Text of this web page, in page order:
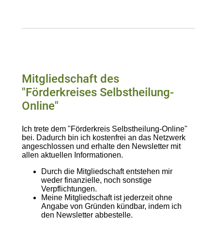
Mitgliedschaft des
"Förderkreises Selbstheilung-
Online"
Ich trete dem "Förderkreis Selbstheilung-Online"
bei. Dadurch bin ich kostenfrei an das Netzwerk
angeschlossen und erhalte den Newsletter mit
allen aktuellen Informationen.
Durch die Mitgliedschaft entstehen mir
weder finanzielle, noch sonstige
Verpflichtungen.
Meine Mitgliedschaft ist jederzeit ohne
Angabe von Gründen kündbar, indem ich
den Newsletter abbestelle.